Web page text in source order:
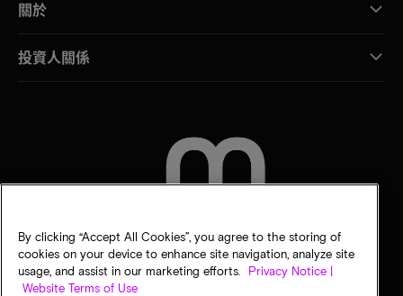
關於
投資人關係
By clicking “Accept All Cookies”, you agree to the storing of
cookies on your device to enhance site navigation, analyze site
usage, and assist in our marketing efforts.
Privacy Notice |
Website Terms of Use